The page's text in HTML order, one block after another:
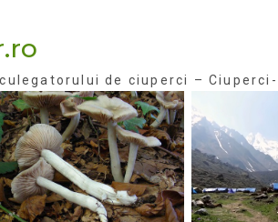
de ciuperci –